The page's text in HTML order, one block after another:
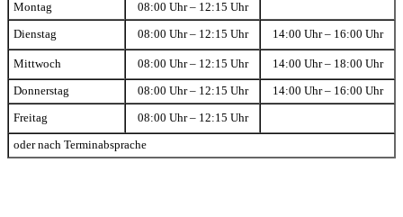
Montag 08:00 Uhr – 12:15 Uhr
Dienstag 08:00 Uhr – 12:15 Uhr 14:00 Uhr – 16:00 Uhr
Mittwoch 08:00 Uhr – 12:15 Uhr 14:00 Uhr – 18:00 Uhr
Donnerstag 08:00 Uhr – 12:15 Uhr 14:00 Uhr – 16:00 Uhr
Freitag 08:00 Uhr – 12:15 Uhr
oder nach Terminabsprache